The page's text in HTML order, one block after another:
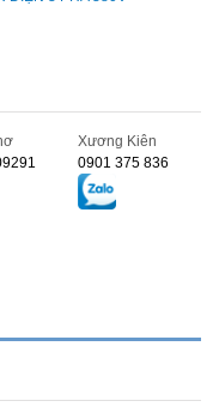
Xương Kiên
0901 375 836